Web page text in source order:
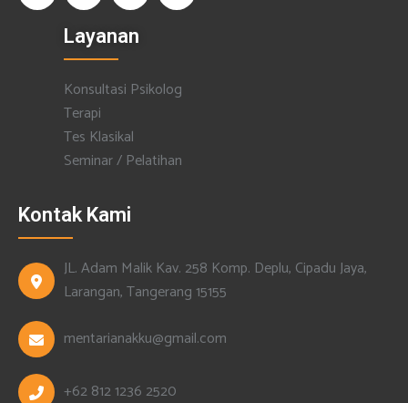
Layanan
Konsultasi Psikolog
Terapi
Tes Klasikal
Seminar / Pelatihan
Kontak Kami
JL. Adam Malik Kav. 258 Komp. Deplu, Cipadu Jaya,
Larangan, Tangerang 15155
mentarianakku@gmail.com
+62 812 1236 2520